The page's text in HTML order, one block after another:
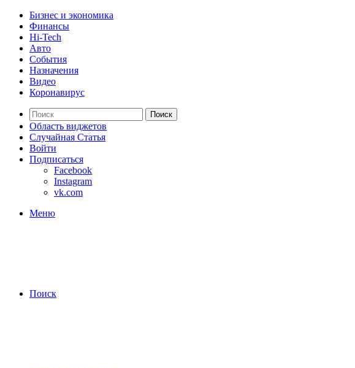
Бизнес и экономика
Финансы
Hi-Tech
Авто
События
Назначения
Видео
Коронавирус
Поиск
Область виджетов
Случайная Статья
Войти
Подписаться
Facebook
Instagram
vk.com
Меню
Поиск